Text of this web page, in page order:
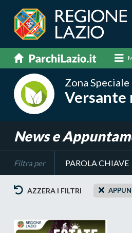
Zona
Versante
News e
Filtra per PAROLA CHIAVE
AZZERA I FILTRI